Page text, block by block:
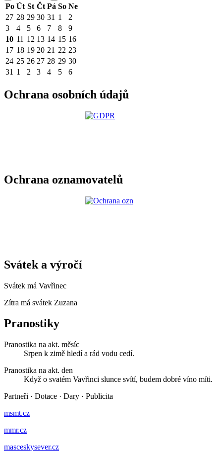
Po Út St Čt Pá So Ne
27 28 29 30 31 1
2
3
4 5 6 7 8
9
10 11 12 13 14 15 16
17 18 19 20 21 22 23
24 25 26 27 28 29 30
31 1 2 3 4 5 6
Ochrana osobních údajů
Ochrana oznamovatelů
Svátek a výročí
Svátek má Vavřinec
Zítra má svátek Zuzana
Pranostiky
Pranostika na akt. měsíc
Srpen k zimě hledí a rád vodu cedí.
Pranostika na akt. den
Když o svatém Vavřinci slunce svítí, budem dobré víno míti.
Partneři · Dotace · Dary · Publicita
msmt.cz
mmr.cz
masceskysever.cz